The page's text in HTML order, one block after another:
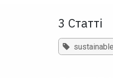
3 Статті